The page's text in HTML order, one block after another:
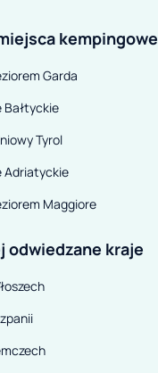
kempingowe
Garda
Bałtyckie
Tyrol
Adriatyckie
Maggiore
odwiedzane kraje